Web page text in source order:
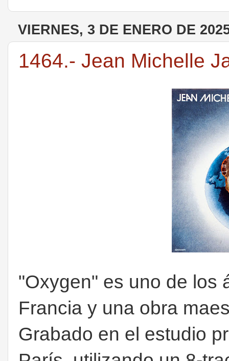
VIERNES, 3 DE ENERO DE
1464.- Jean Michelle
"Oxygen" es uno de los
Francia y una obra
Grabado en el estudio